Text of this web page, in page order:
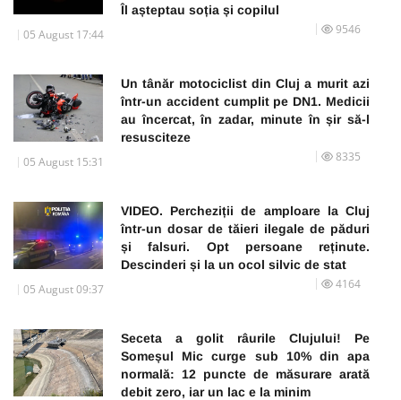
Îl așteptau soția și copilul
05 August 17:44 9546
Un tânăr motociclist din Cluj a murit azi
într-un accident cumplit pe DN1. Medicii
au încercat, în zadar, minute în șir să-l
resusciteze
05 August 15:31 8335
VIDEO. Percheziții de amploare la Cluj
într-un dosar de tăieri ilegale de păduri
și falsuri. Opt persoane reținute.
Descinderi și la un ocol silvic de stat
05 August 09:37 4164
Seceta a golit râurile Clujului! Pe
Someșul Mic curge sub 10% din apa
normală: 12 puncte de măsurare arată
debit zero, iar un lac e la minim